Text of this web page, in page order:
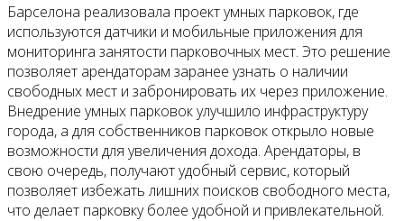
Барселона реализовала проект умных парковок, где
используются датчики и мобильные приложения для
мониторинга занятости парковочных мест. Это решение
позволяет арендаторам заранее узнать о наличии
свободных мест и забронировать их через приложение.
Внедрение умных парковок улучшило инфраструктуру
города, а для собственников парковок открыло новые
возможности для увеличения дохода. Арендаторы, в
свою очередь, получают удобный сервис, который
позволяет избежать лишних поисков свободного места,
что делает парковку более удобной и привлекательной.